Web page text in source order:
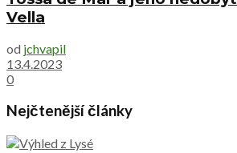
Vella
od jchvapil
13.4.2023
0
Nejčtenější články